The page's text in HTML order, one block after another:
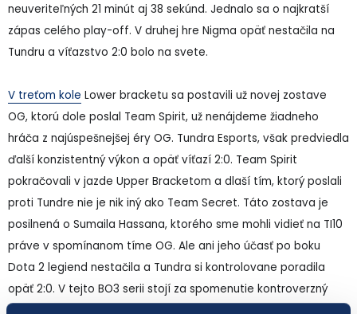
neuveriteľných 21 minút aj 38 sekúnd. Jednalo sa o najkratší
zápas celého play-off. V druhej hre Nigma opäť nestačila na
Tundru a víťazstvo 2:0 bolo na svete.
V treťom kole Lower bracketu sa postavili už novej zostave
OG, ktorú dole poslal Team Spirit, už nenájdeme žiadneho
hráča z najúspešnejšej éry OG. Tundra Esports, však predviedla
ďalší konzistentný výkon a opäť víťazí 2:0. Team Spirit
pokračovali v jazde Upper Bracketom a dlaší tím, ktorý poslali
proti Tundre nie je nik iný ako Team Secret. Táto zostava je
posilnená o Sumaila Hassana, ktorého sme mohli vidieť na TI10
práve v spomínanom tíme OG. Ale ani jeho účasť po boku
Dota 2 legiend nestačila a Tundra si kontrolovane poradila
opäť 2:0. V tejto BO3 serii stojí za spomenutie kontroverzný
picku zo strany Secretov, predovšetkým na safelinke.